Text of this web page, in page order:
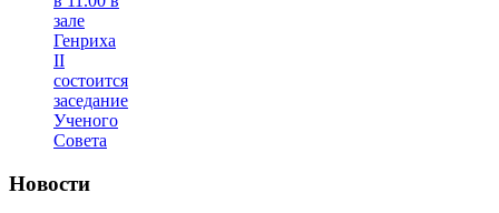
зале
Генриха
II
состоится
заседание
Ученого
Совета
Новости